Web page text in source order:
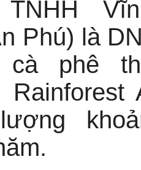
Phú) là
cà phê
Rainforest